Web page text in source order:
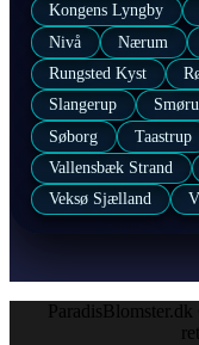
Kongens Lyngby
Nivå
Nærum
Rungsted Kyst
Slangerup
Søborg
Taastrup
Vallensbæk Strand
Veksø Sjælland